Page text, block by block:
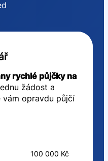
rychlé půjčky na
žádost a
opravdu půjčí
100 000 Kč